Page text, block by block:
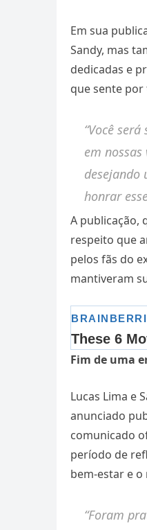
Em sua
Sandy, mas
dedicadas e
que sente por
“Você
em nossas
desejando
honrar
A publicação,
respeito que
pelos fãs do
mantiveram
Fim de uma
Lucas Lima e
anunciado
comunicado
período de
bem-estar e
“Foram